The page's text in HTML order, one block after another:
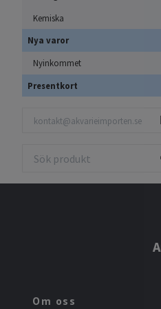
Kemiska
Nya varor
Nyinkommet
Presentkort
Om oss